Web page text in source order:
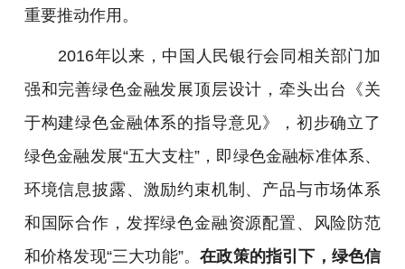
重要推动作用。
2016年以来，中国人民银行会同相关部门加
强和完善绿色金融发展顶层设计，牵头出台《关
于构建绿色金融体系的指导意见》，初步确立了
绿色金融发展“五大支柱”，即绿色金融标准体系、
环境信息披露、激励约束机制、产品与市场体系
和国际合作，发挥绿色金融资源配置、风险防范
和价格发现“三大功能”。在政策的指引下，绿色信